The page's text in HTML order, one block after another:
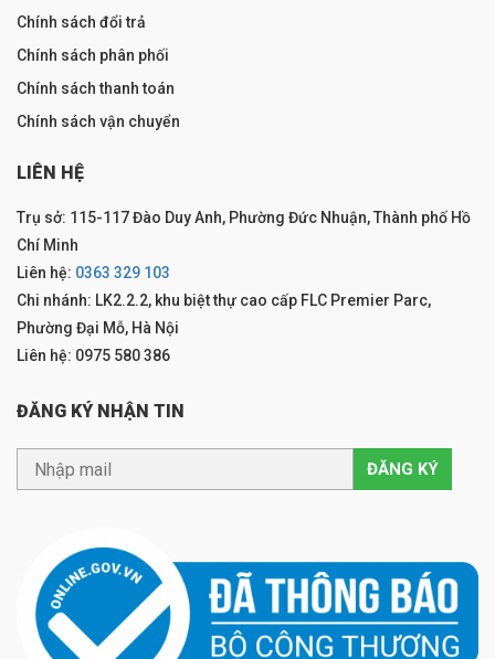
Chính sách đổi trả
Chính sách phân phối
Chính sách thanh toán
Chính sách vận chuyển
LIÊN HỆ
Trụ sở: 115-117 Đào Duy Anh, Phường Đức Nhuận, Thành phố Hồ
Chí Minh
Liên hệ: 0363 329 103
Chi nhánh: LK2.2.2, khu biệt thự cao cấp FLC Premier Parc,
Phường Đại Mỗ, Hà Nội
Liên hệ: 0975 580 386
ĐĂNG KÝ NHẬN TIN